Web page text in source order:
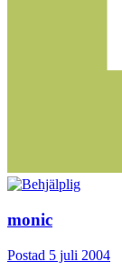
monic
Postad 5 juli 2004